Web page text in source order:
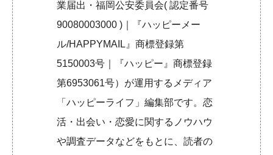
業届出・福岡公安委員会( 認定番号
90080003000 )｜『ハッピーメー
ル/HAPPYMAIL』商標登録第
5150003号｜『ハッピー』商標登録
第6953061号）が運用するメディア
「ハッピーライフ」編集部です。恋
活・出会い・恋愛に関するノウハウ
や調査データなどをもとに、読者の